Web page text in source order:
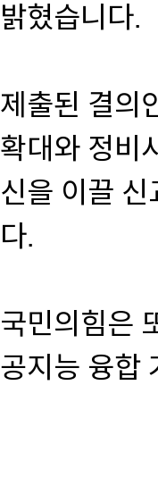
밝혔습니다.
제출된 결의
확대와 정비
신을 이끌
다.
국민의힘은
공지능 융합